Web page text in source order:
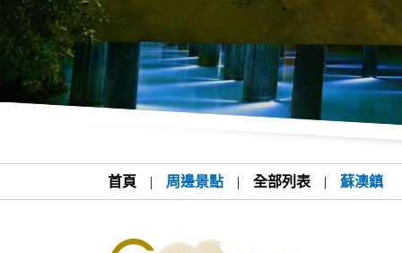
首頁 | 周邊景點 | 全部列表 | 蘇澳鎮